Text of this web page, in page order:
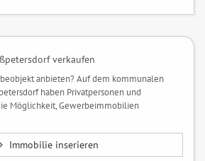
verkaufen
anbieten? Auf dem kommunalen
haben Privatpersonen und
Möglichkeit, Gewerbeimmobilien
Immobilie inserieren